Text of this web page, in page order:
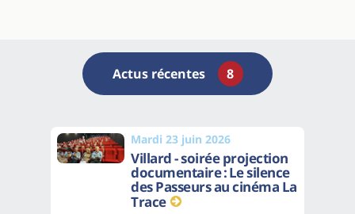
Actus récentes 8
Mardi 23 juin 2026
Villard - soirée projection
documentaire : Le silence
des Passeurs au cinéma La
Trace